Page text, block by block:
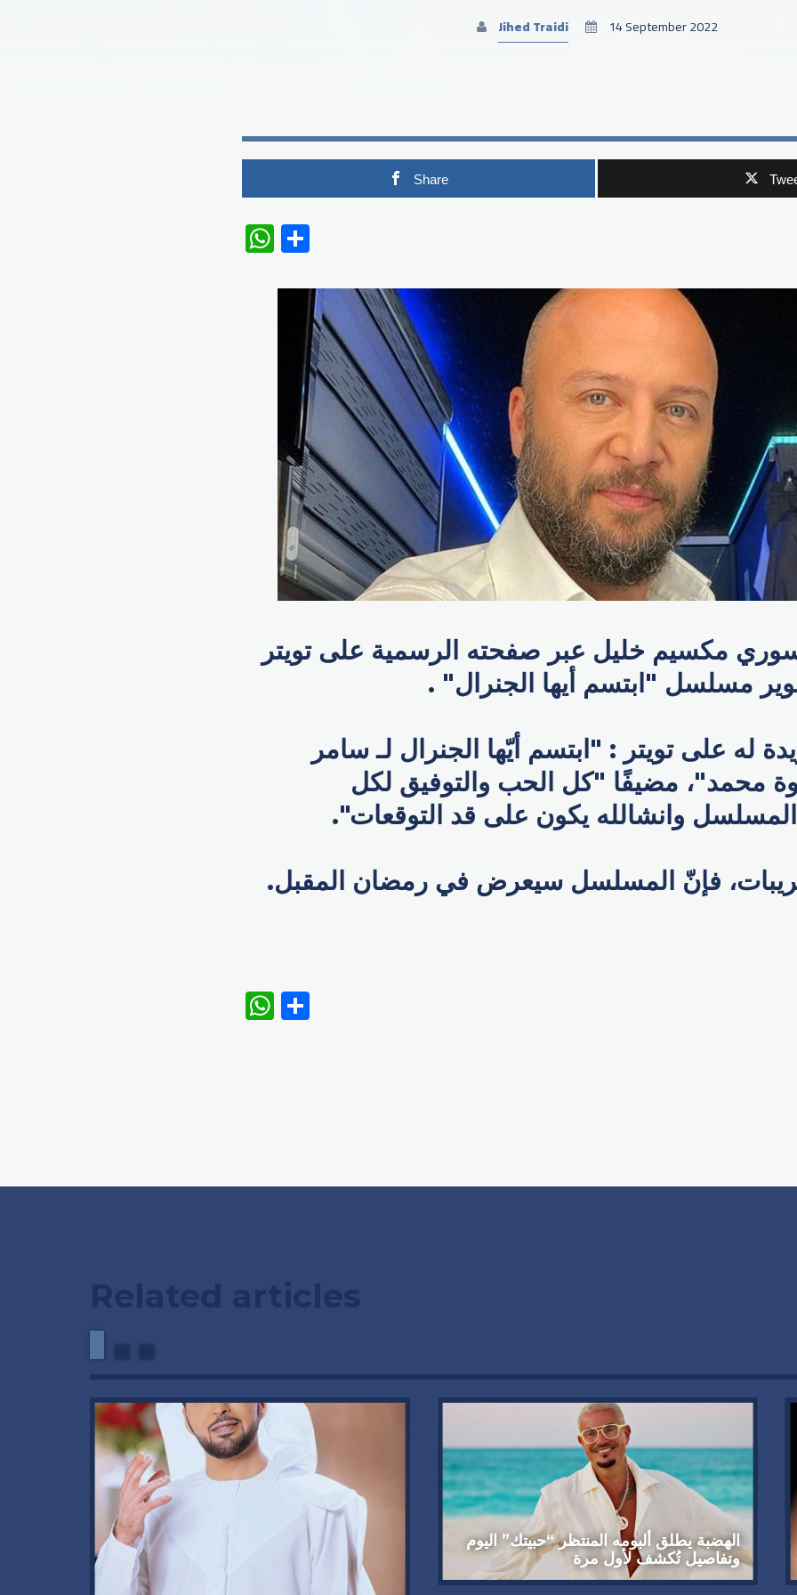
Jihed Traidi 14 September 2022
Share
WhatsApp
مكسيم خليل عبر صفحته الرسمية على تويتر
مسلسل "ابتسم أيها الجنرال" .
له على تويتر : "ابتسم أيّها الجنرال لـ سامر
محمد"، مضيفًا "كل الحب والتوفيق لكل
المسلسل وانشالله يكون على قد التوقعات".
فإنّ المسلسل سيعرض في رمضان المقبل.
WhatsApp
Related articles
الهضبة يطلق ألبومه المنتظر “حبيتك” اليوم
وتفاصيل تُكشف لأول مرة